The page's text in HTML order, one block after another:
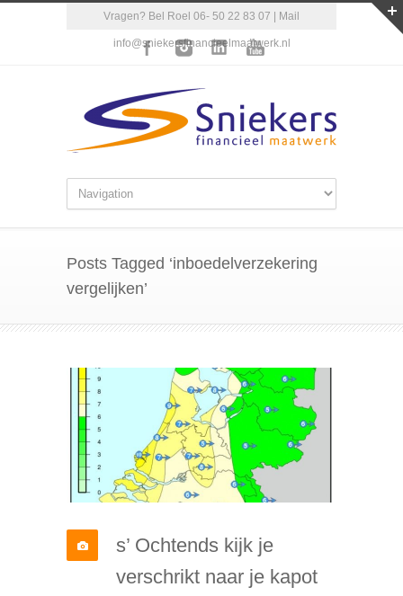
Vragen? Bel Roel 06- 50 22 83 07 | Mail
info@sniekersfinancieelmaatwerk.nl
Posts Tagged ‘inboedelverzekering
vergelijken’
s’ Ochtends kijk je
verschrikt naar je kapot